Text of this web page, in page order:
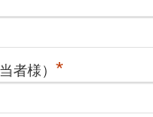
者様） *